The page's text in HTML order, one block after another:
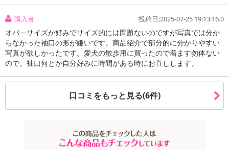
購入者 投稿日:2025-07-25 19:13:16.0
オバ―サイズが好みでサイズ的には問題ないのですが写真では分か
らなかった袖口の形が嫌いです。商品紹介で部分的に分かりやすい
写真が欲しかったです。愛犬の散歩用に買ったので着ます勿体ない
ので。袖口何とか自分好みに時間がある時にお直しします。
口コミをもっと見る(6件)